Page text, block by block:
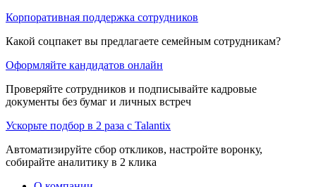
Корпоративная поддержка сотрудников
Какой соцпакет вы предлагаете семейным сотрудникам?
Оформляйте кандидатов онлайн
Проверяйте сотрудников и подписывайте кадровые
документы без бумаг и личных встреч
Ускорьте подбор в 2 раза с Talantix
Автоматизируйте сбор откликов, настройте воронку,
собирайте аналитику в 2 клика